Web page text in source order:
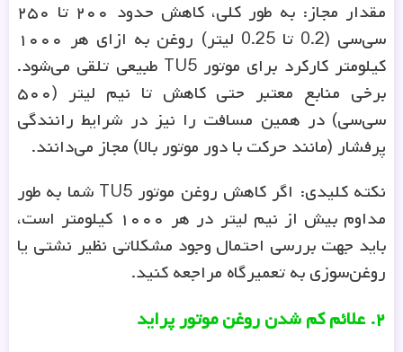
مقدار مجاز: به طور کلی، کاهش حدود ۲۰۰ تا ۲۵۰
سی‌سی (0.2 تا 0.25 لیتر) روغن به ازای هر ۱۰۰۰
کیلومتر کارکرد برای موتور TU5 طبیعی تلقی می‌شود.
برخی منابع معتبر حتی کاهش تا نیم لیتر (۵۰۰
سی‌سی) در همین مسافت را نیز در شرایط رانندگی
پرفشار (مانند حرکت با دور موتور بالا) مجاز می‌دانند.
نکته کلیدی: اگر کاهش روغن موتور TU5 شما به طور
مداوم بیش از نیم لیتر در هر ۱۰۰۰ کیلومتر است،
باید جهت بررسی احتمال وجود مشکلاتی نظیر نشتی یا
روغن‌سوزی به تعمیرگاه مراجعه کنید.
۲. علائم کم شدن روغن موتور پراید